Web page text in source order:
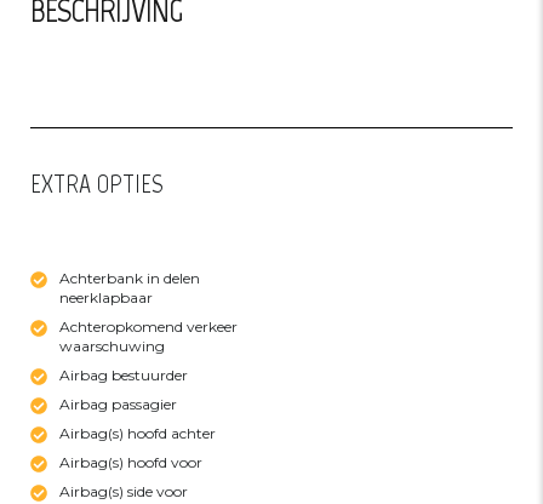
BESCHRIJVING
EXTRA OPTIES
Achterbank in delen
neerklapbaar
Achteropkomend verkeer
waarschuwing
Airbag bestuurder
Airbag passagier
Airbag(s) hoofd achter
Airbag(s) hoofd voor
Airbag(s) side voor